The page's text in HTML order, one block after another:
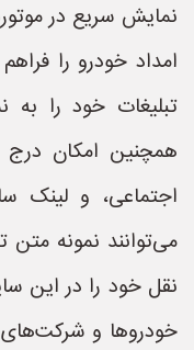
نمایش سریع در
امداد خودرو را
همچنین امکان
اجتماعی، و لینک
می‌توانند نمونه
نقل خود را در این
خودروها و شرکت‌های